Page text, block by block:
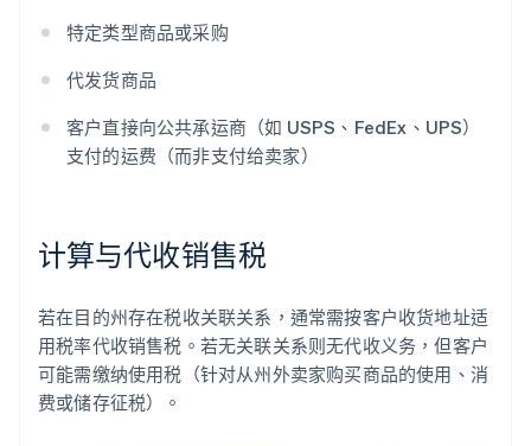
特定类型商品或采购
代发货商品
客户直接向公共承运商（如 USPS、FedEx、UPS）
支付的运费（而非支付给卖家）
计算与代收销售税
若在目的州存在税收关联关系，通常需按客户收货地址适
用税率代收销售税。若无关联关系则无代收义务，但客户
可能需缴纳使用税（针对从州外卖家购买商品的使用、消
费或储存征税）。